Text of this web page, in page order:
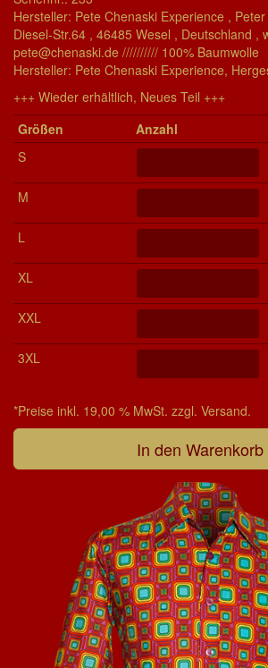
Hersteller: Pete Chenaski Experience ,
Diesel-Str.64 , 46485 Wesel , Deutschland ,
pete@chenaski.de ////////// 100% Baumwolle
Her­stel­ler: Pete Chenaski Experience,
+++ Wieder erhältlich, Neues Teil +++
Grö­ßen
Anzahl
S
M
L
XL
XXL
3XL
*Preise inkl. 19,00 % MwSt. zzgl. Versand.